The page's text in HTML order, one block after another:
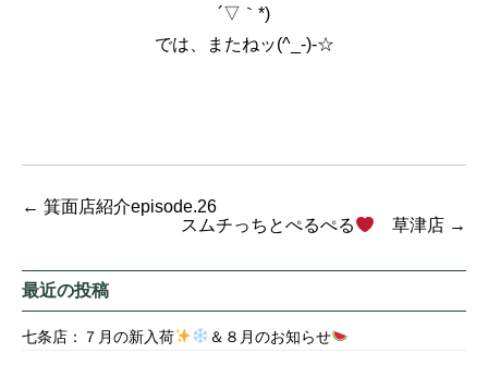
´▽｀*)
では、またねッ(^_-)-☆
← 箕面店紹介episode.26
スムチっちとぺるぺる
草津店 →
最近の投稿
七条店：７月の新入荷 ＆８月のお知らせ